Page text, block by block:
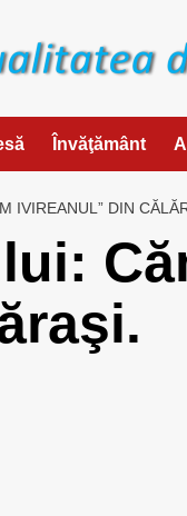
Învăţământ
IVIREANUL” DIN